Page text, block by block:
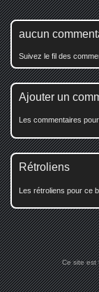
aucun
Suivez le fil des
Ajouter un
Les commentaires
Rétroliens
Les rétroliens pour ce
Ce site est